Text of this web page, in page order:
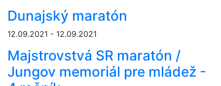
Dunajský maratón
12.09.2021 - 12.09.2021
Majstrovstvá SR maratón /
Jungov memoriál pre mládež -